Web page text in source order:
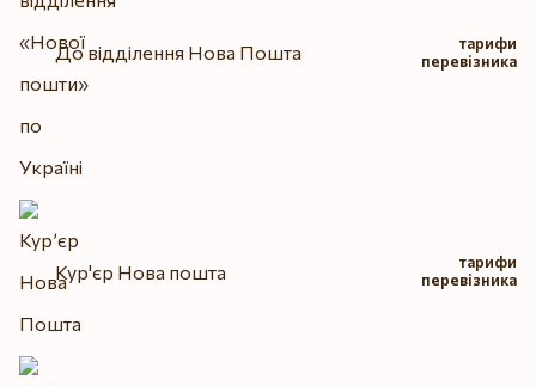
До відділення Нова Пошта
тарифи
перевізника
Кур'єр Нова пошта
тарифи
перевізника